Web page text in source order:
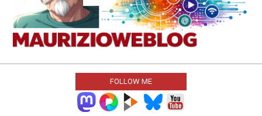
MAURIZIO
WEBLOG
FOLLOW ME